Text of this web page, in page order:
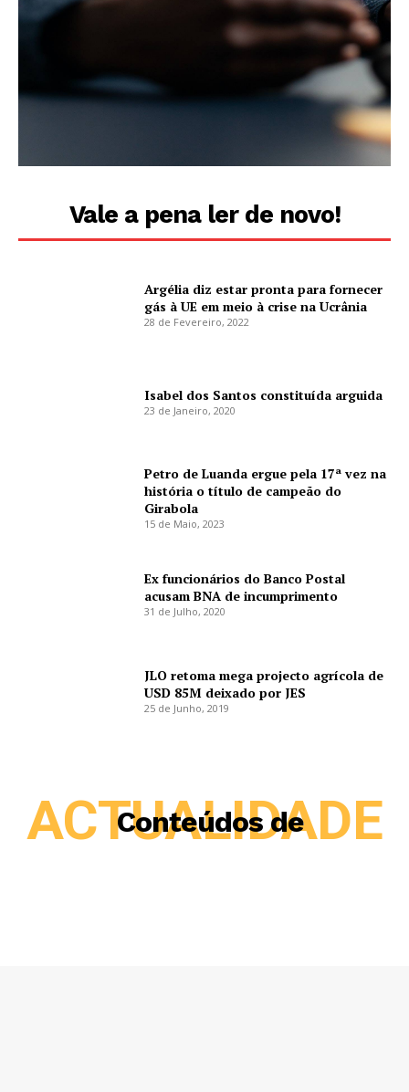
Vale a pena ler de novo!
Argélia diz estar pronta para fornecer
gás à UE em meio à crise na Ucrânia
28 de Fevereiro, 2022
Isabel dos Santos constituída arguida
23 de Janeiro, 2020
Petro de Luanda ergue pela 17ª vez na
história o título de campeão do
Girabola
15 de Maio, 2023
Ex funcionários do Banco Postal
acusam BNA de incumprimento
31 de Julho, 2020
JLO retoma mega projecto agrícola de
USD 85M deixado por JES
25 de Junho, 2019
Conteúdos de
ACTUALIDADE